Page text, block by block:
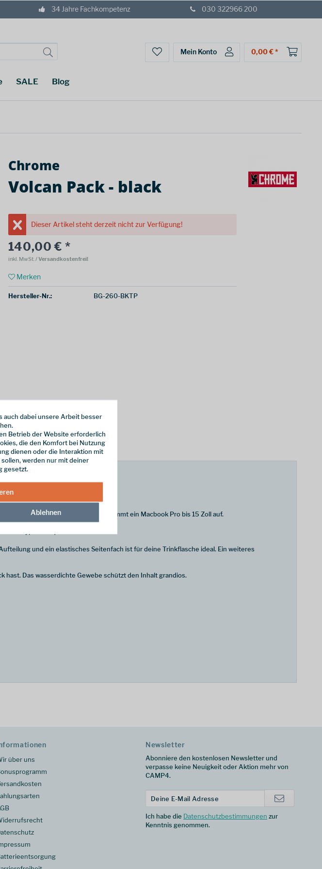
34 Jahre Fachkompetenz 030 322966 200
Mein Konto 0,00 € *
SALE Blog
Chrome
Volcan Pack - black
Dieser Artikel steht derzeit nicht zur Verfügung!
140,00 € *
inkl. MwSt./ Versandkostenfrei!
Merken
Hersteller-Nr.: BG-260-BKTP
für alle Fälle
übersichtliche Aufteilung.
Ein gepolstertes Laptopfach nimmt ein Macbook Pro bis 15 Zoll auf.
Daypack bequem.
und ein elastisches Seitenfach ist für deine Trinkflasche ideal. Ein weiteres
hast. Das wasserdichte Gewebe schützt den Inhalt grandios.
über uns
Newsletter
Abonniere den kostenlosen Newsletter und
verpasse keine Neuigkeit oder Aktion mehr von
CAMP4.
Ich habe die Datenschutzbestimmungen zur
Kenntnis genommen.
auch dabei unsere Arbeit besser
Betrieb der Website erforderlich
die den Komfort bei Nutzung
dienen oder die Interaktion mit
werden nur mit deiner
gesetzt.
Ablehnen